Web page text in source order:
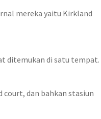
mereka yaitu Kirkland
ditemukan di satu tempat.
dan bahkan stasiun